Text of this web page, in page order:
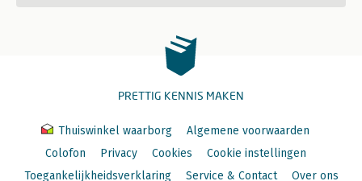
PRETTIG KENNIS MAKEN
Thuiswinkel waarborg
Algemene voorwaarden
Colofon
Privacy Cookies
Cookie instellingen
Toegankelijkheidsverklaring
Service & Contact Over ons